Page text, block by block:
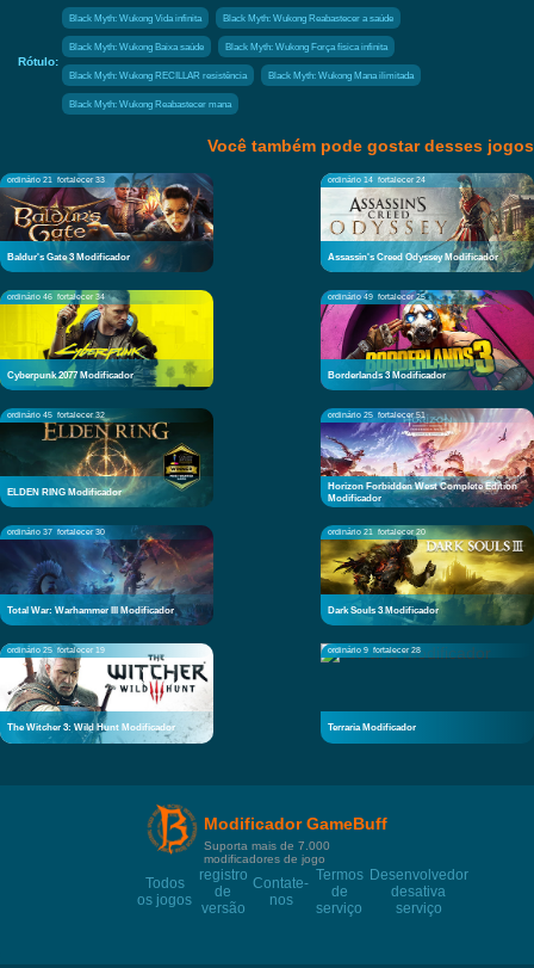
Rótulo:
Black Myth: Wukong Vida infinita Black Myth: Wukong Reabastecer a saúde
Black Myth: Wukong Baixa saúde Black Myth: Wukong Força física infinita
Black Myth: Wukong RECILLAR resistência Black Myth: Wukong Mana ilimitada
Black Myth: Wukong Reabastecer mana
Você também pode gostar desses jogos
ordinário 21 fortalecer 33
Baldur's Gate 3 Modificador
ordinário 14 fortalecer 24
Assassin's Creed Odyssey Modificador
ordinário 46 fortalecer 34
Cyberpunk 2077 Modificador
ordinário 49 fortalecer 25
Borderlands 3 Modificador
ordinário 45 fortalecer 32
ELDEN RING Modificador
ordinário 25 fortalecer 51
Horizon Forbidden West Complete Edition
Modificador
ordinário 37 fortalecer 30
Total War: Warhammer III Modificador
ordinário 21 fortalecer 20
Dark Souls 3 Modificador
ordinário 25 fortalecer 19
The Witcher 3: Wild Hunt Modificador
ordinário 9 fortalecer 28
Terraria Modificador
Modificador GameBuff
Suporta mais de 7.000
modificadores de jogo
Todos
os jogos
registro
de
versão
Contate-
nos
Termos
de
serviço
Desenvolvedor
desativa
serviço